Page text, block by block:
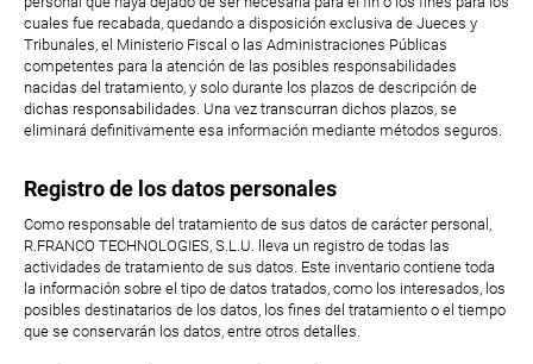
cuales fue recabada, quedando a disposición exclusiva de Jueces y
Tribunales, el Ministerio Fiscal o las Administraciones Públicas
competentes para la atención de las posibles responsabilidades
nacidas del tratamiento, y solo durante los plazos de descripción de
dichas responsabilidades. Una vez transcurran dichos plazos, se
eliminará definitivamente esa información mediante métodos seguros.
Registro de los datos personales
Como responsable del tratamiento de sus datos de carácter personal,
R.FRANCO TECHNOLOGIES, S.L.U. lleva un registro de todas las
actividades de tratamiento de sus datos. Este inventario contiene toda
la información sobre el tipo de datos tratados, como los interesados, los
posibles destinatarios de los datos, los fines del tratamiento o el tiempo
que se conservarán los datos, entre otros detalles.